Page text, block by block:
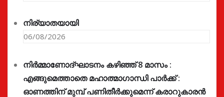
നിര്യാതയായി
06/08/2026
നിർമ്മാണോദ്ഘാടനം കഴിഞ്ഞ് 8 മാസം :
എങ്ങുമെത്താതെ മഹാത്മാഗാന്ധി പാർക്ക് :
ഓണത്തിന് മുമ്പ് പണിതീർക്കുമെന്ന് കരാറുകാരൻ